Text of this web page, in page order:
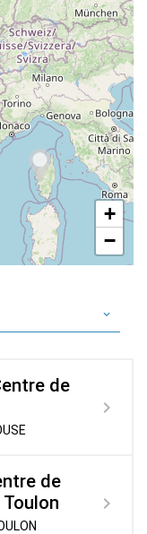
de
de
+
−